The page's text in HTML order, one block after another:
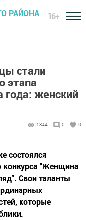
РАЙОНА 16+
стали
этапа
женский
1344 0 0
состоялся
конкурса "Женщина
Свои таланты
которые